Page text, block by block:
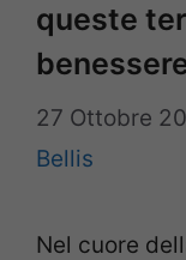
queste
27 Ottobre
Bellis
Nel cuore